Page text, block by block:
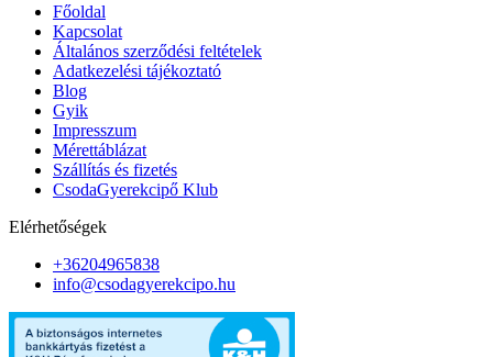
Főoldal
Kapcsolat
Általános szerződési feltételek
Adatkezelési tájékoztató
Blog
Gyik
Impresszum
Mérettáblázat
Szállítás és fizetés
CsodaGyerekcipő Klub
Elérhetőségek
+36204965838
info@csodagyerekcipo.hu